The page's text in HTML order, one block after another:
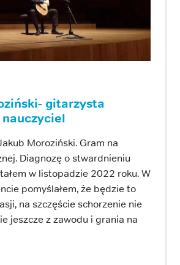
gitarzysta
Moroziński. Gram na
Diagnozę o stwardnieniu
w listopadzie 2022 roku. W
pomyślałem, że będzie to
na szczęście schorzenie nie
jeszcze z zawodu i grania na